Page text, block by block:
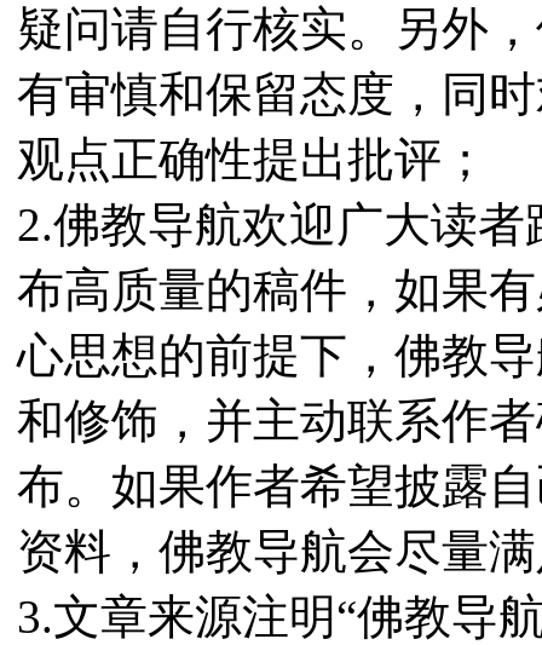
疑问请自行核实。另外
有审慎和保留态度，同
观点正确性提出批评；
2.佛教导航欢迎广大读
布高质量的稿件，如果
心思想的前提下，佛教
和修饰，并主动联系作
布。如果作者希望披露
资料，佛教导航会尽量
3.文章来源注明“佛教导